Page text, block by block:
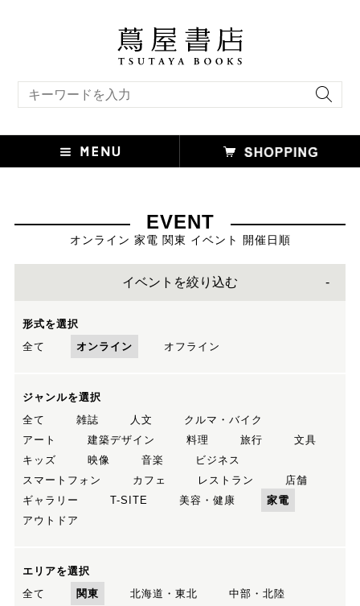
EVENT
オンライン 家電 関東 イベント 開催日順
イベントを絞り込む
形式を選択
全て
オンライン オフライン
ジャンルを選択
全て
雑誌 人文
クルマ・バイク
アート
建築デザイン 料理 旅行
文具
キッズ
映像 音楽
ビジネス
スマートフォン
カフェ レストラン
店舗
ギャラリー
T-SITE 美容・健康
家電
アウトドア
エリアを選択
全て
関東 北海道・東北
中部・北陸